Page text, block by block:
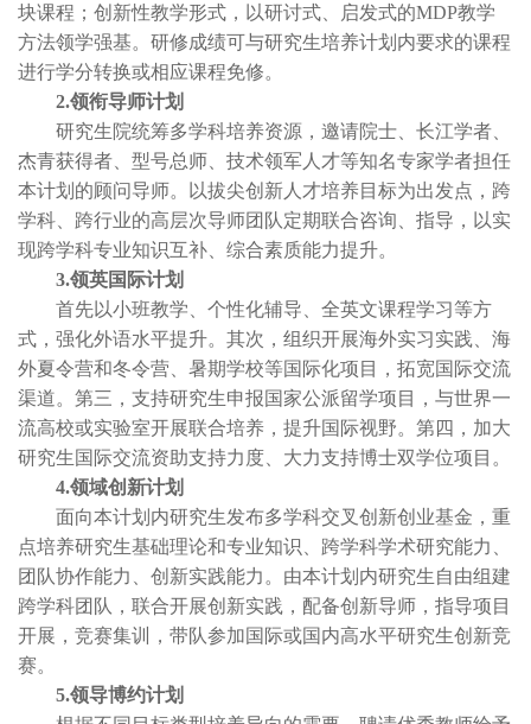
块课程；创新性教学形式，以研讨式、启发式的MDP教学
方法领学强基。研修成绩可与研究生培养计划内要求的课程
进行学分转换或相应课程免修。
2.领衔导师计划
研究生院统筹多学科培养资源，邀请院士、长江学者、
杰青获得者、型号总师、技术领军人才等知名专家学者担任
本计划的顾问导师。以拔尖创新人才培养目标为出发点，跨
学科、跨行业的高层次导师团队定期联合咨询、指导，以实
现跨学科专业知识互补、综合素质能力提升。
3.领英国际计划
首先以小班教学、个性化辅导、全英文课程学习等方
式，强化外语水平提升。其次，组织开展海外实习实践、海
外夏令营和冬令营、暑期学校等国际化项目，拓宽国际交流
渠道。第三，支持研究生申报国家公派留学项目，与世界一
流高校或实验室开展联合培养，提升国际视野。第四，加大
研究生国际交流资助支持力度、大力支持博士双学位项目。
4.领域创新计划
面向本计划内研究生发布多学科交叉创新创业基金，重
点培养研究生基础理论和专业知识、跨学科学术研究能力、
团队协作能力、创新实践能力。由本计划内研究生自由组建
跨学科团队，联合开展创新实践，配备创新导师，指导项目
开展，竞赛集训，带队参加国际或国内高水平研究生创新竞
赛。
5.领导博约计划